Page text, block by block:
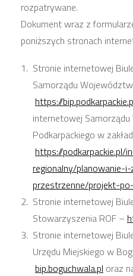
rozpatrywane.
Dokument wraz z
poniższych stronach
Stronie internetowej
Samorządu
https://
internetowej
Podkarpackiego w
https://podkarpackie.pl/
regionalny/planowanie-
przestrzenne/projekt-
Stronie internetowej
Stowarzyszenia ROF –
Stronie internetowej
Urzędu Miejskiego w
bip.boguchwala.pl oraz